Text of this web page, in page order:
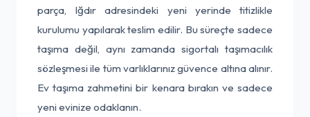
parça, Iğdır adresindeki yeni yerinde titizlikle
kurulumu yapılarak teslim edilir. Bu süreçte sadece
taşıma değil, aynı zamanda sigortalı taşımacılık
sözleşmesi ile tüm varlıklarınız güvence altına alınır.
Ev taşıma zahmetini bir kenara bırakın ve sadece
yeni evinize odaklanın.